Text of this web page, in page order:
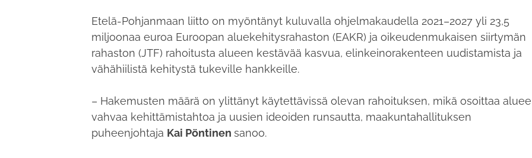
Etelä-Pohjanmaan liitto on myöntänyt kuluvalla ohjelmakaudella 2021–2027 yli 23,5
miljoonaa euroa Euroopan aluekehitysrahaston (EAKR) ja oikeudenmukaisen siirtymän
rahaston (JTF) rahoitusta alueen kestävää kasvua, elinkeinorakenteen uudistamista ja
vähähiilistä kehitystä tukeville hankkeille.
– Hakemusten määrä on ylittänyt käytettävissä olevan rahoituksen, mikä osoittaa
vahvaa kehittämistahtoa ja uusien ideoiden runsautta, maakuntahallituksen
puheenjohtaja Kai Pöntinensanoo.